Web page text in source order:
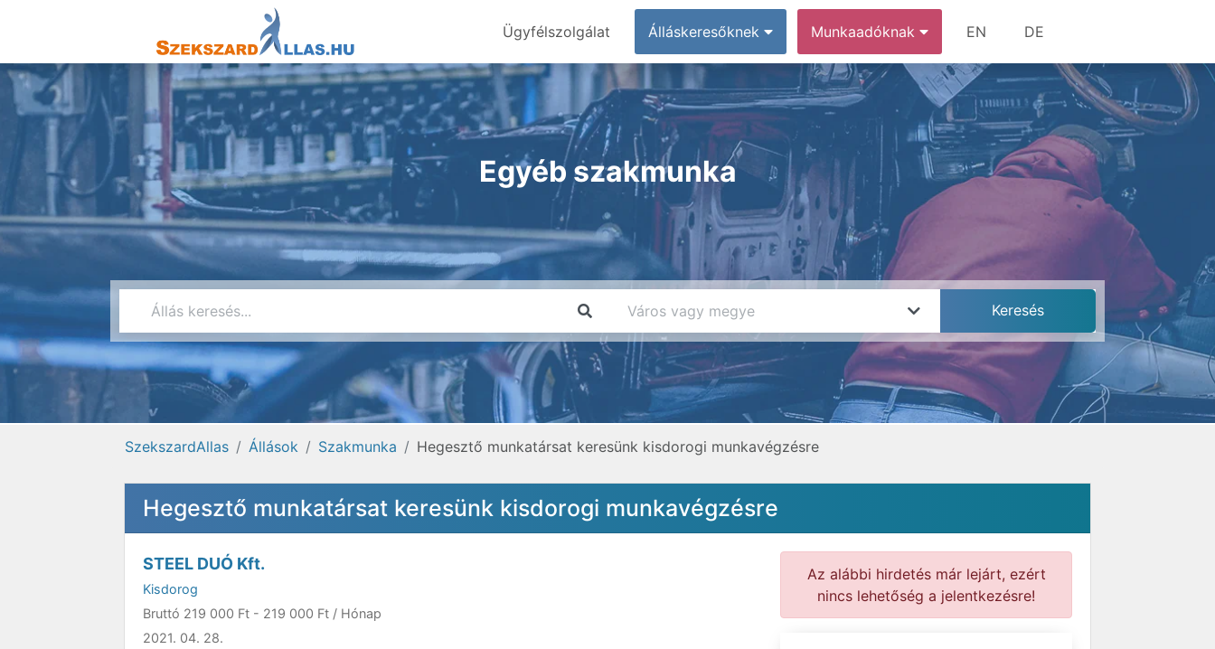
Ügyfélszolgálat Álláskeresőknek Munkaadóknak EN DE
Egyéb szakmunka
SzekszardAllas Állások Szakmunka Hegesztő munkatársat keresünk kisdorogi munkavégzésre
Hegesztő munkatársat keresünk kisdorogi munkavégzésre
STEEL DUÓ Kft.
Kisdorog
Bruttó 219 000 Ft - 219 000 Ft / Hónap
2021. 04. 28.
Az alábbi hirdetés már lejárt, ezért
nincs lehetőség a jelentkezésre!